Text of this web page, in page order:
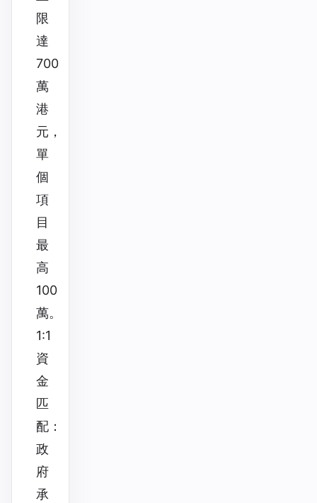
限
達
700
萬
港
元，
單
個
項
目
最
高
100
萬。
1:1
資
金
匹
配：
政
府
承